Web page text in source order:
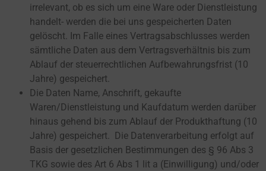
irrelevant, ob es sich um eine Ware oder Dienstleistung
handelt- werden die bei uns gespeicherten Daten
gelöscht. Im Falle eines Vertragsabschlusses werden
sämtliche Daten aus dem Vertragsverhältnis bis zum
Ablauf der steuerrechtlichen Aufbewahrungsfrist (10
Jahre) gespeichert.
Die Daten Name, Anschrift, gekaufte
Waren/Dienstleistung und Kaufdatum werden darüber
hinaus gehend bis zum Ablauf der Produkthaftung (10
Jahre) gespeichert. Die Datenverarbeitung erfolgt auf
Basis der gesetzlichen Bestimmungen des § 96 Abs 3
TKG sowie des Art 6 Abs 1 lit a (Einwilligung) und/oder